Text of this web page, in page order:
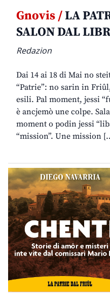
Gnovis /LA
SALON DAL
Redazion
Dai 14 ai 18 di Mai no
“Patrie”: no sarin in
esili. Pal moment, jessi
è ancjemò une colpe.
moment o podin jessi
“mission”. Une mission